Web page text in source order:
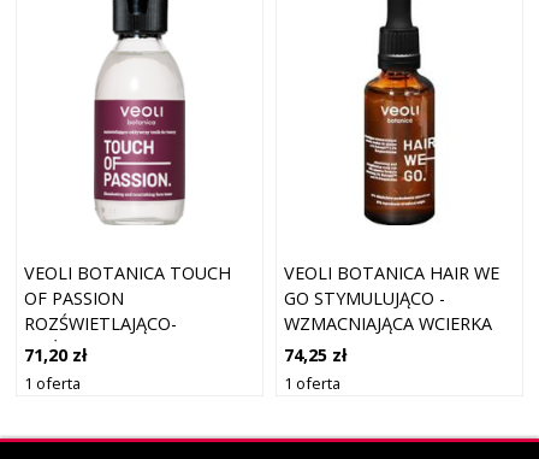
VEOLI BOTANICA TOUCH
OF PASSION
ROZŚWIETLAJĄCO-
ODŻYWCZY TONIK DO
TWARZY TONIKI DO
71,20 zł
1 oferta
VEOLI BOTANICA HAIR WE
GO STYMULUJĄCO -
WZMACNIAJĄCA WCIERKA
WODNA DO SKALPU Z 3%
BAICAPIL™ I 2%
74,25 zł
1 oferta